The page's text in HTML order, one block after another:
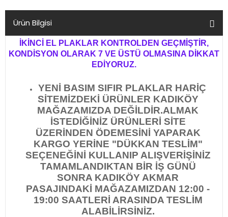
Ürün Bilgisi
İKİNCİ EL PLAKLAR KONTROLDEN GEÇMİŞTİR,
KONDİSYON OLARAK 7 VE ÜSTÜ OLMASINA DİKKAT
EDİYORUZ.
YENİ BASIM SIFIR PLAKLAR HARİÇ
SİTEMİZDEKİ ÜRÜNLER KADIKÖY
MAĞAZAMIZDA DEĞİLDİR.ALMAK
İSTEDİĞİNİZ ÜRÜNLERİ SİTE
ÜZERİNDEN ÖDEMESİNİ YAPARAK
KARGO YERİNE "DÜKKAN TESLİM"
SEÇENEĞİNİ KULLANIP ALIŞVERİŞİNİZ
TAMAMLANDIKTAN BİR İŞ GÜNÜ
SONRA KADIKÖY AKMAR
PASAJINDAKİ MAĞAZAMIZDAN 12:00 -
19:00 SAATLERİ ARASINDA TESLİM
ALABİLİRSİNİZ.